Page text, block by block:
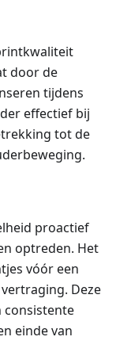
door de
tijdens
effectief bij
tot de
proactief
optreden. Het
vóór een
Deze
consistente
einde van